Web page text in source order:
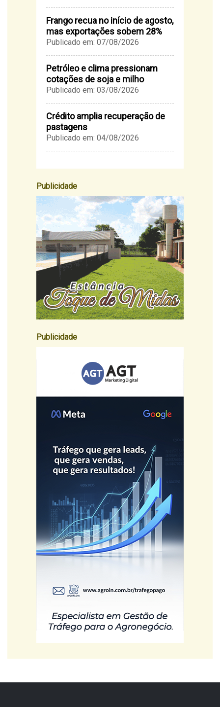
Frango recua no início de agosto,
mas exportações sobem 28%
Publicado em: 07/08/2026
Petróleo e clima pressionam
cotações de soja e milho
Publicado em: 03/08/2026
Crédito amplia recuperação de
pastagens
Publicado em: 04/08/2026
Publicidade
Publicidade